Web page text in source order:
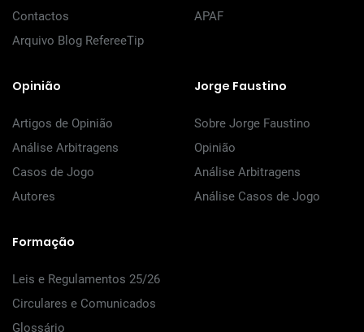
Contactos
Arquivo Blog RefereeTip
APAF
Opinião
Artigos de Opinião
Análise Arbitragens
Casos de Jogo
Autores
Jorge Faustino
Sobre Jorge Faustino
Opinião
Análise Arbitragens
Análise Casos de Jogo
Formação
Leis e Regulamentos 25/26
Circulares e Comunicados
Glossário